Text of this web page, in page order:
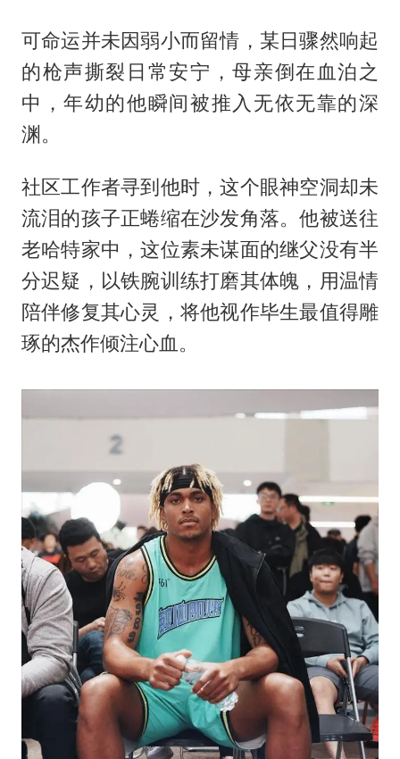
可命运并未因弱小而留情，某日骤然响起
的枪声撕裂日常安宁，母亲倒在血泊之
中，年幼的他瞬间被推入无依无靠的深
渊。
社区工作者寻到他时，这个眼神空洞却未
流泪的孩子正蜷缩在沙发角落。他被送往
老哈特家中，这位素未谋面的继父没有半
分迟疑，以铁腕训练打磨其体魄，用温情
陪伴修复其心灵，将他视作毕生最值得雕
琢的杰作倾注心血。